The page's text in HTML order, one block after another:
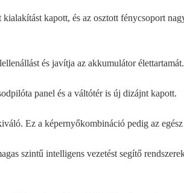
kapott, és az osztott fénycsoport
és javítja az akkumulátor
panel és a váltótér is új dizájnt kapott.
Ez a képernyőkombináció pedig az
szintű intelligens vezetést segítő